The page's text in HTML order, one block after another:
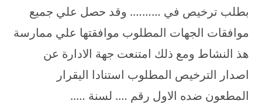
بطلب ترخيص في ………. وقد حصل علي جميع
موافقات الجهات المطلوب موافقتها علي ممارسة
هذ النشاط ومع ذلك امتنعت جهة الادارة عن
اصدار الترخيص المطلوب استنادا اليقرار
المطعون ضده الاول رقم …. لسنة …..